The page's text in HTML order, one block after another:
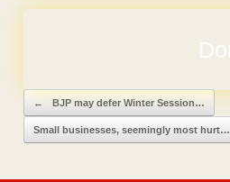
Post navigation
← BJP may defer Winter Session…
Small businesses, seemingly most hurt…